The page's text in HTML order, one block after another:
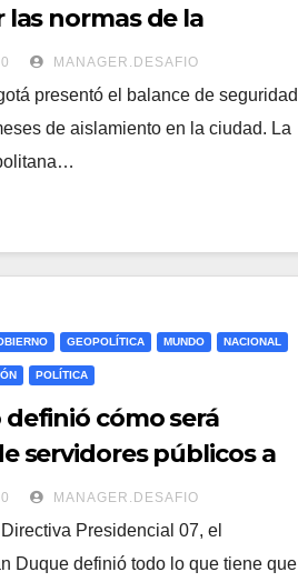
normas de la
MANAGER.DESAFIO
presentó el balance de seguridad
de aislamiento en la ciudad. La
GEOPOLÍTICA MUNDO NACIONAL
POLÍTICA
definió cómo será
servidores públicos a
MANAGER.DESAFIO
Presidencial 07, el
Duque definió todo lo que tiene que